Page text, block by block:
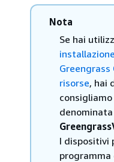
Nota
Se hai
Greengrass
risorse, hai
denominata
I dispositivi